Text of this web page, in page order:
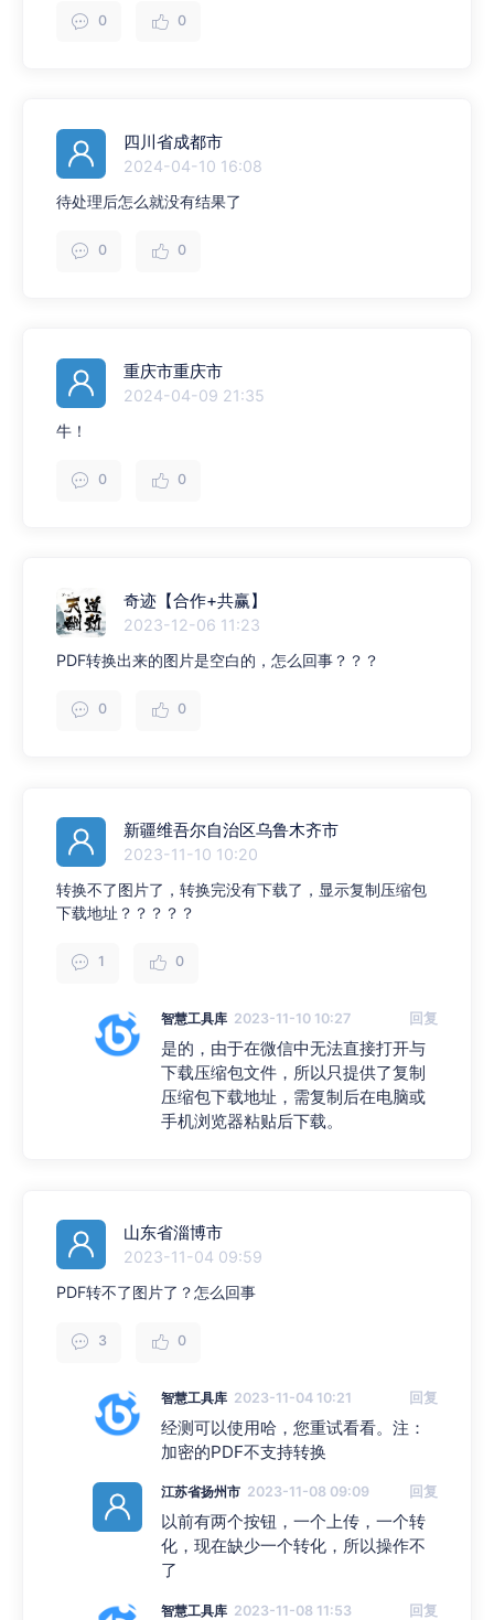
0 0
四川省成都市
2024-04-10 16:08
待处理后怎么就没有结果了
0 0
重庆市重庆市
2024-04-09 21:35
牛！
0 0
奇迹【合作+共赢】
2023-12-06 11:23
PDF转换出来的图片是空白的，怎么回事？？？
0 0
新疆维吾尔自治区乌鲁木齐市
2023-11-10 10:20
转换不了图片了，转换完没有下载了，显示复制压缩包
下载地址？？？？？
1 0
智慧工具库 2023-11-10 10:27 回复
是的，由于在微信中无法直接打开与
下载压缩包文件，所以只提供了复制
压缩包下载地址，需复制后在电脑或
手机浏览器粘贴后下载。
山东省淄博市
2023-11-04 09:59
PDF转不了图片了？怎么回事
3 0
智慧工具库 2023-11-04 10:21 回复
经测可以使用哈，您重试看看。注：
加密的PDF不支持转换
江苏省扬州市 2023-11-08 09:09 回复
以前有两个按钮，一个上传，一个转
化，现在缺少一个转化，所以操作不
了
智慧工具库 2023-11-08 11:53 回复